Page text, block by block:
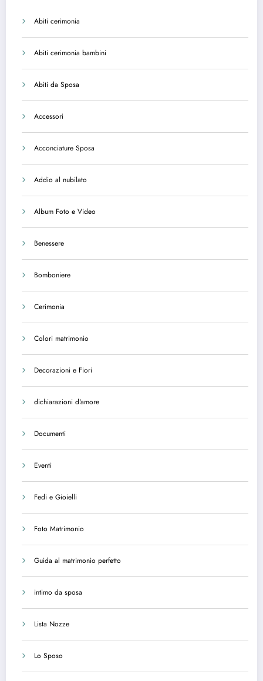
Abiti cerimonia
Abiti cerimonia bambini
Abiti da Sposa
Accessori
Acconciature Sposa
Addio al nubilato
Album Foto e Video
Benessere
Bomboniere
Cerimonia
Colori matrimonio
Decorazioni e Fiori
dichiarazioni d'amore
Documenti
Eventi
Fedi e Gioielli
Foto Matrimonio
Guida al matrimonio perfetto
intimo da sposa
Lista Nozze
Lo Sposo